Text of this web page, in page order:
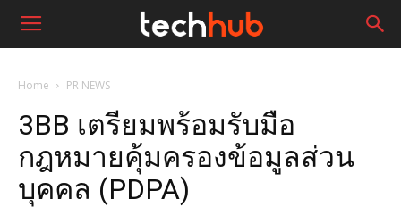
Home PR NEWS
3BB เตรียมพร้อมรับมือ
กฎหมายคุ้มครองข้อมูลส่วน
บุคคล (PDPA)